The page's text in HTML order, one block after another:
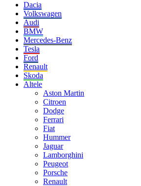
Dacia
Volkswagen
Audi
BMW
Mercedes-Benz
Tesla
Ford
Renault
Skoda
Altele
Aston Martin
Citroen
Dodge
Ferrari
Fiat
Hummer
Jaguar
Lamborghini
Peugeot
Porsche
Renault